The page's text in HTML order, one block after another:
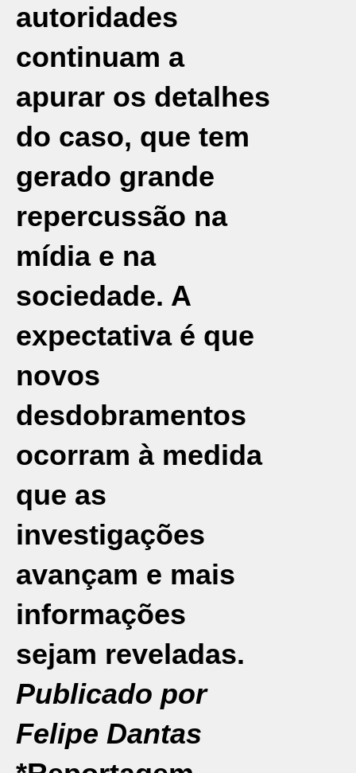
autoridades
continuam a
apurar os detalhes
do caso, que tem
gerado grande
repercussão na
mídia e na
sociedade. A
expectativa é que
novos
desdobramentos
ocorram à medida
que as
investigações
avançam e mais
informações
sejam reveladas.
Publicado por
Felipe Dantas